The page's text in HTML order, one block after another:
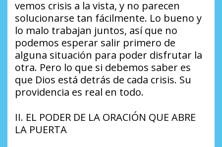
vemos crisis a la vista, y no parecen
solucionarse tan fácilmente. Lo bueno y
lo malo trabajan juntos, así que no
podemos esperar salir primero de
alguna situación para poder disfrutar la
otra. Pero lo que si debemos saber es
que Dios está detrás de cada crisis. Su
providencia es real en todo.
II. EL PODER DE LA ORACIÓN QUE ABRE
LA PUERTA